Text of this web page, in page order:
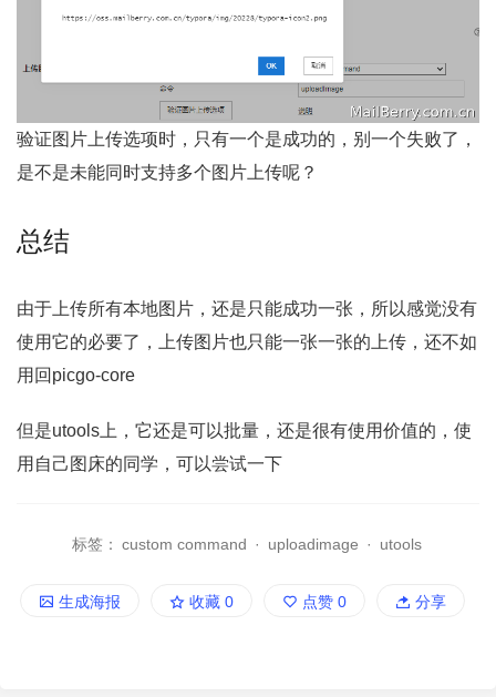
验证图片上传选项时，只有一个是成功的，别一个失败了，
是不是未能同时支持多个图片上传呢？
总结
由于上传所有本地图片，还是只能成功一张，所以感觉没有
使用它的必要了，上传图片也只能一张一张的上传，还不如
用回picgo-core
但是utools上，它还是可以批量，还是很有使用价值的，使
用自己图床的同学，可以尝试一下
标签： custom command · uploadimage · utools
生成海报 收藏 0 点赞 0 分享